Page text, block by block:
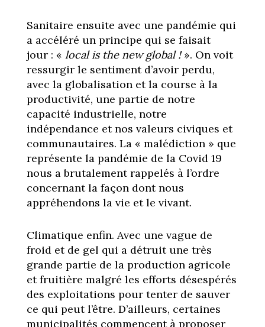
Sanitaire ensuite avec une pandémie qui
a accéléré un principe qui se faisait
jour : « local is the new global !». On voit
ressurgir le sentiment d’avoir perdu,
avec la globalisation et la course à la
productivité, une partie de notre
capacité industrielle, notre
indépendance et nos valeurs civiques et
communautaires. La « malédiction » que
représente la pandémie de la Covid 19
nous a brutalement rappelés à l’ordre
concernant la façon dont nous
appréhendons la vie et le vivant.
Climatique enfin. Avec une vague de
froid et de gel qui a détruit une très
grande partie de la production agricole
et fruitière malgré les efforts désespérés
des exploitations pour tenter de sauver
ce qui peut l’être. D’ailleurs, certaines
municipalités commencent à proposer